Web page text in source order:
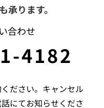
承ります。
合わせ
4182
ださい。キャンセル
にてお知らせくださ